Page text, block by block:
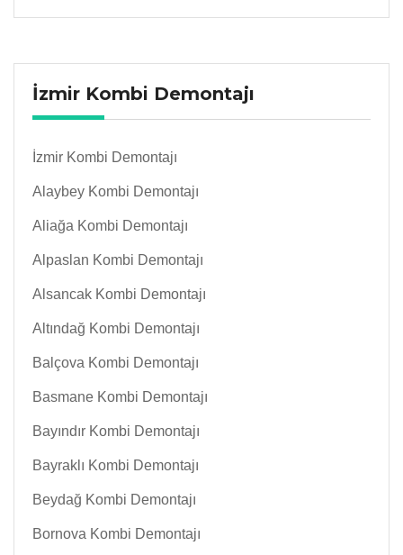
İzmir Kombi Demontajı
İzmir Kombi Demontajı
Alaybey Kombi Demontajı
Aliağa Kombi Demontajı
Alpaslan Kombi Demontajı
Alsancak Kombi Demontajı
Altındağ Kombi Demontajı
Balçova Kombi Demontajı
Basmane Kombi Demontajı
Bayındır Kombi Demontajı
Bayraklı Kombi Demontajı
Beydağ Kombi Demontajı
Bornova Kombi Demontajı